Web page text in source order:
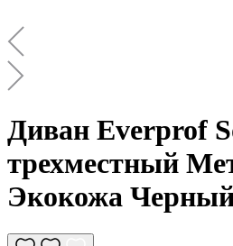
Диван Everprof
трехместный
Экокожа